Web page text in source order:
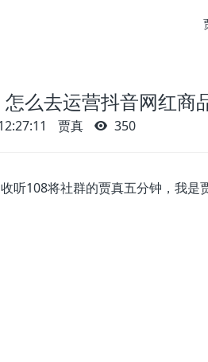
么去运营抖音网红商
贾真 350
听108将社群的贾真五分钟，我是